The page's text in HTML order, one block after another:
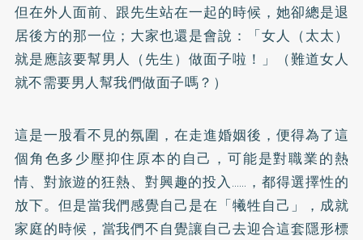
但在外人面前、跟先生站在一起的時候，她卻總是退
居後方的那一位；大家也還是會說：「女人（太太）
就是應該要幫男人（先生）做面子啦！」（難道女人
就不需要男人幫我們做面子嗎？）
這是一股看不見的氛圍，在走進婚姻後，便得為了這
個角色多少壓抑住原本的自己，可能是對職業的熱
情、對旅遊的狂熱、對興趣的投入……，都得選擇性的
放下。但是當我們感覺自己是在「犧牲自己」，成就
家庭的時候，當我們不自覺讓自己去迎合這套隱形標